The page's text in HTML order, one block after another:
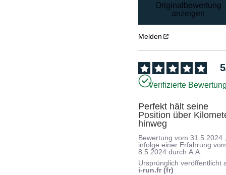
Originalbewertung
anzeigen
Melden
5
Verifizierte
Perfekt hält seine
Position über
hinweg
Bewertung vom31.5.2024
infolge einer Erfahrung
8.5.2024 durchA.A.
Ursprünglich veröffentlicht
i-run.fr (fr)